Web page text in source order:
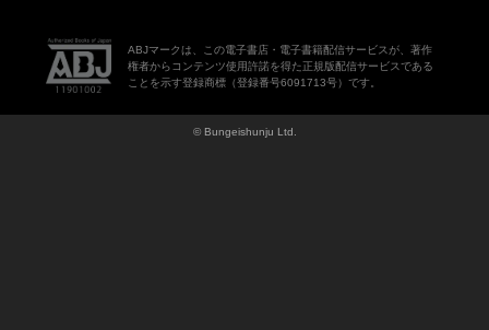
ABJマークは、この電子書店・電子書籍配信サービスが、著作
権者からコンテンツ使用許諾を得た正規版配信サービスである
ことを示す登録商標（登録番号6091713号）です。
© Bungeishunju Ltd.